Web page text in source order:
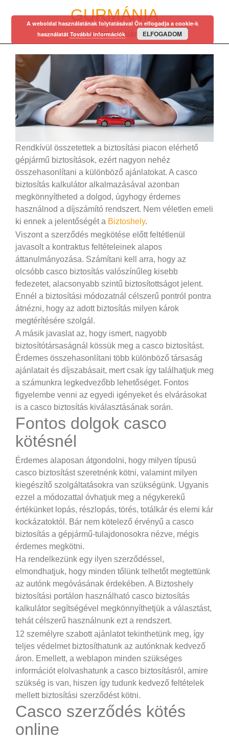
GURMÁNIA
egy régi mániám…
Rendkívül összetettek a biztosítási piacon elérhető
gépjármű biztosítások, ezért nagyon nehéz
összehasonlítani a különböző ajánlatokat. A casco
biztosítás kalkulátor alkalmazásával azonban
megkönnyítheted a dolgod, úgyhogy érdemes
használnod a díjszámító rendszert. Nem véletlen emeli
ki ennek a jelentőségét a Biztoshely.
Viszont a szerződés megkötése előtt feltétlenül
javasolt a kontraktus feltételeinek alapos
áttanulmányozása. Számítani kell arra, hogy az
olcsóbb casco biztosítás valószínűleg kisebb
fedezetet, alacsonyabb szintű biztosítottságot jelent.
Ennél a biztosítási módozatnál célszerű pontról pontra
átnézni, hogy az adott biztosítás milyen károk
megtérítésére szolgál.
A másik javaslat az, hogy ismert, nagyobb
biztosítótársaságnál kössük meg a casco biztosítást.
Érdemes összehasonlítani több különböző társaság
ajánlatait és díjszabásait, mert csak így találhatjuk meg
a számunkra legkedvezőbb lehetőséget. Fontos
figyelembe venni az egyedi igényeket és elvárásokat
is a casco biztosítás kiválasztásának során.
Fontos dolgok casco
kötésnél
Érdemes alaposan átgondolni, hogy milyen típusú
casco biztosítást szeretnénk kötni, valamint milyen
kiegészítő szolgáltatásokra van szükségünk. Ugyanis
ezzel a módozattal óvhatjuk meg a négykerekű
értékünket lopás, részlopás, törés, totálkár és elemi kár
kockázatoktól. Bár nem kötelező érvényű a casco
biztosítás a gépjármű-tulajdonosokra nézve, mégis
érdemes megkötni.
Ha rendelkezünk egy ilyen szerződéssel,
elmondhatjuk, hogy minden tőlünk telhetőt megtettünk
az autónk megóvásának érdekében. A Biztoshely
biztosítási portálon használható casco biztosítás
kalkulátor segítségével megkönnyíthetjük a választást,
tehát célszerű használnunk ezt a rendszert.
12 személyre szabott ajánlatot tekinthetünk meg, így
teljes védelmet biztosíthatunk az autónknak kedvező
áron. Emellett, a weblapon minden szükséges
információt elolvashatunk a casco biztosításról, amire
szükség is van, hiszen így tudunk kedvező feltételek
mellett biztosítási szerződést kötni.
Casco szerződés kötés
online
A weboldal használatának folytatásával Ön elfogadja a cookie-k
használatát További információk ELFOGADOM